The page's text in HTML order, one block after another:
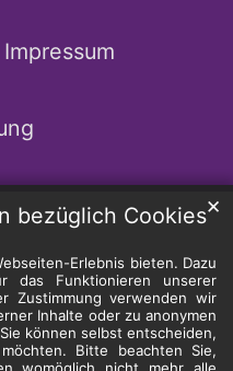
bezüglich Cookies
Erlebnis bieten. Dazu
das Funktionieren unserer
Zustimmung verwenden wir
Inhalte oder zu anonymen
können selbst entscheiden,
Bitte beachten Sie,
womöglich nicht mehr alle
✕
Impressum